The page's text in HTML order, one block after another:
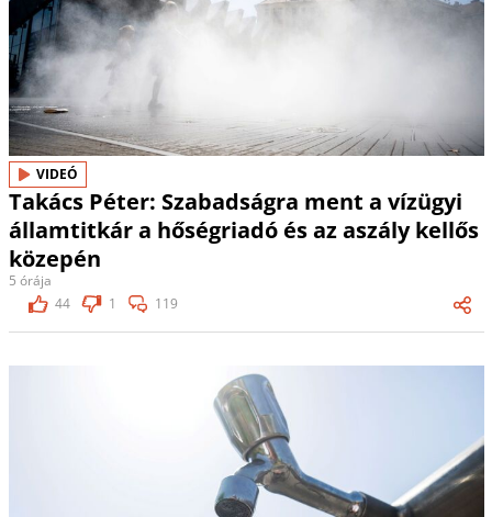
VIDEÓ
Takács Péter: Szabadságra ment a vízügyi
államtitkár a hőségriadó és az aszály kellős
közepén
5 órája
44
1 119